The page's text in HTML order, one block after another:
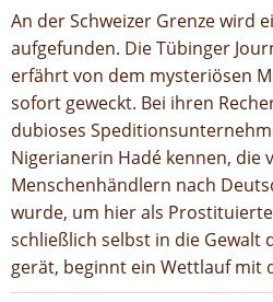
An der Schweizer Grenze wird
aufgefunden. Die Tübinger
erfährt von dem mysteriösen
sofort geweckt. Bei ihren
dubioses
Nigerianerin Hadé kennen, die
Menschenhändlern nach
wurde, um hier als
schließlich selbst in die Gewalt
gerät, beginnt ein Wettlauf mit